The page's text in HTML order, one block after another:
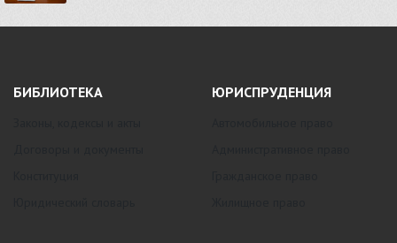
БИБЛИОТЕКА ЮРИСПРУДЕНЦИЯ